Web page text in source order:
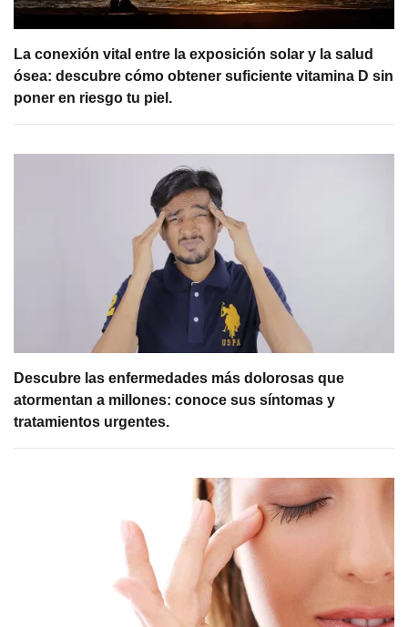
La conexión vital entre la exposición solar y la salud
ósea: descubre cómo obtener suficiente vitamina D sin
poner en riesgo tu piel.
Descubre las enfermedades más dolorosas que
atormentan a millones: conoce sus síntomas y
tratamientos urgentes.